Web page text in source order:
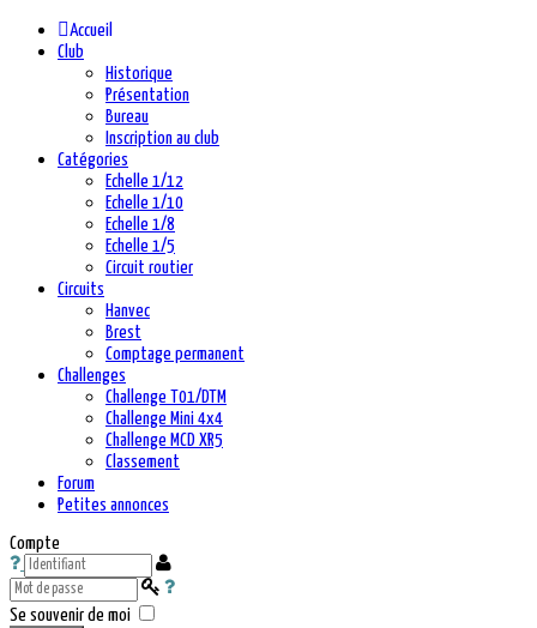
Accueil
Club
Historique
Présentation
Bureau
Inscription au club
Catégories
Echelle 1/12
Echelle 1/10
Echelle 1/8
Echelle 1/5
Circuit routier
Circuits
Hanvec
Brest
Comptage permanent
Challenges
Challenge T01/DTM
Challenge Mini 4x4
Challenge MCD XR5
Classement
Forum
Petites annonces
Compte
Se souvenir de moi